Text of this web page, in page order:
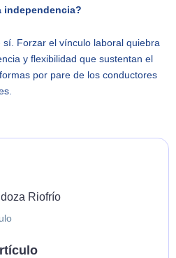
independencia?
Forzar el vínculo laboral quiebra
y flexibilidad que sustentan el
por pare de los conductores
Riofrío